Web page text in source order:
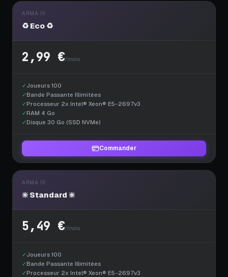
ARMA III
♻️ Eco ♻️
2,99 €/mois
✓ Joueurs 100
✓Bande Passante Illimitées
✓Processeur 2x Intel® Xeon® E5-2697v3
✓RAM 4 Go
✓Disque 30 Go (SSD NVMe)
Commander
ARMA III
❇️ Standard ❇️
5,49 €/mois
✓ Joueurs 100
✓Bande Passante Illimitées
✓Processeur 2x Intel® Xeon® E5-2697v3